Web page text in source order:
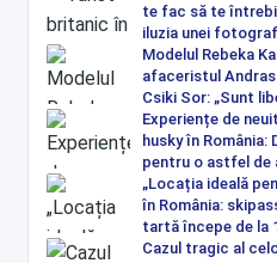
te fac să te
iluzia unei
Modelul Rebeka
afaceristul
Csiki Sor: „Sunt
Experiențe de
husky în
pentru o astfel de
„Locația ideală
în România:
tartă începe de la
Cazul tragic al